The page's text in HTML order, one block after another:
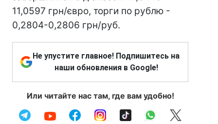
11,0597 грн/євро, торги по рублю -
0,2804-0,2806 грн/руб.
Не упустите главное! Подпишитесь на
наши обновления в Google!
Или читайте нас там, где вам удобно!